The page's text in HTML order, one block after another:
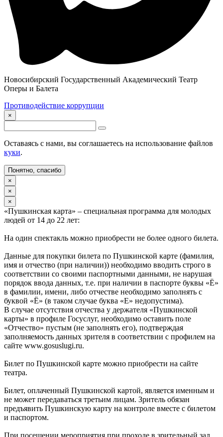
Новосибирский Государственный Академический Театр
Оперы и Балета
Противодействие коррупции
×
Оставаясь с нами, вы соглашаетесь на использование файлов
куки.
Понятно, спасибо
×
×
×
«Пушкинская карта» – специальная программа для молодых
людей от 14 до 22 лет:
На один спектакль можно приобрести не более одного билета.
Данные для покупки билета по Пушкинской карте (фамилия,
имя и отчество (при наличии)) необходимо вводить строго в
соответствии со своими паспортными данными, не нарушая
порядок ввода данных, т.е. при наличии в паспорте буквы «Ё»
в фамилии, имени, либо отчестве необходимо заполнять с
буквой «Ё» (в таком случае буква «Е» недопустима).
В случае отсутствия отчества у держателя «Пушкинской
карты» в профиле Госуслуг, необходимо оставить поле
«Отчество» пустым (не заполнять его), подтверждая
заполняемость данных зрителя в соответствии с профилем на
сайте www.gosuslugi.ru.
Билет по Пушкинской карте можно приобрести на сайте
театра.
Билет, оплаченный Пушкинской картой, является именным и
не может передаваться третьим лицам. Зритель обязан
предъявить Пушкинскую карту на контроле вместе с билетом
и паспортом.